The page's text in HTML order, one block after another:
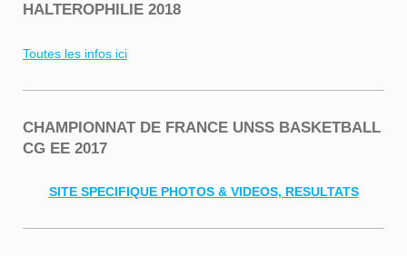
HALTEROPHILIE 2018
Toutes les infos ici
CHAMPIONNAT DE FRANCE UNSS BASKETBALL
CG EE 2017
SITE SPECIFIQUE PHOTOS & VIDEOS, RESULTATS